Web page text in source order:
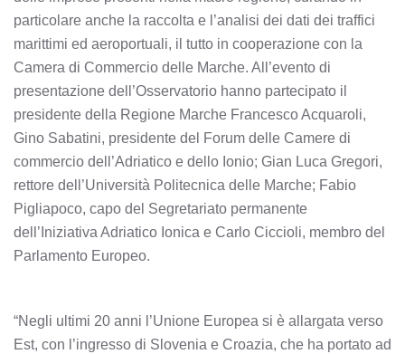
particolare anche la raccolta e l’analisi dei dati dei traffici
marittimi ed aeroportuali, il tutto in cooperazione con la
Camera di Commercio delle Marche. All’evento di
presentazione dell’Osservatorio hanno partecipato il
presidente della Regione Marche Francesco Acquaroli,
Gino Sabatini, presidente del Forum delle Camere di
commercio dell’Adriatico e dello Ionio; Gian Luca Gregori,
rettore dell’Università Politecnica delle Marche; Fabio
Pigliapoco, capo del Segretariato permanente
dell’Iniziativa Adriatico Ionica e Carlo Ciccioli, membro del
Parlamento Europeo.
“Negli ultimi 20 anni l’Unione Europea si è allargata verso
Est, con l’ingresso di Slovenia e Croazia, che ha portato ad